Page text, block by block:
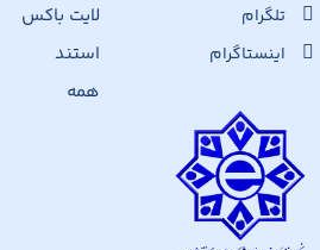
لایت باکس
استند
همه
تلگرام
اینستاگرام